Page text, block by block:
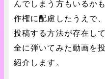
んでしまう方もいるか
作権に配慮したうえで
投稿する方法が存在し
全に弾いてみた動画を
紹介します。